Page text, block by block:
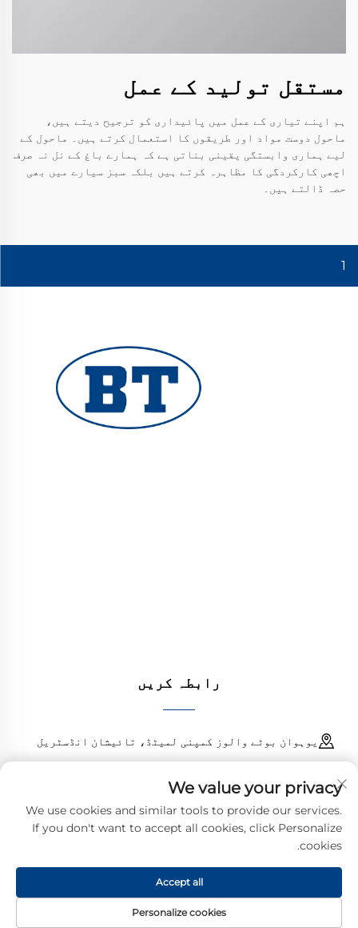
مستقل تولید کے عمل
ہم اپنے تیاری کے عمل میں پائیداری کو ترجیح دیتے ہیں،
ماحول دوست مواد اور طریقوں کا استعمال کرتے ہیں۔ ماحول کے
لیے ہماری وابستگی یقینی بناتی ہے کہ ہمارے باغ کے نل نہ صرف
اچھی کارکردگی کا مظاہرہ کرتے ہیں بلکہ سبز سیارے میں بھی
حصہ ڈالتے ہیں۔
1
رابطہ کریں
یوہوان بوٹے والوز کمپنی لمیٹڈ، تائیشان انڈسٹریل
اسٹیٹ، چنگانگ ٹاؤن، یوہوان کاؤنٹی، زھیجیانگ، چین
[email protected]
کاپی رائٹ © 2025، یوہوان بوٹے والوز کمپنی لمیٹڈ کے نام سے
محفوظ ہے۔خصوصیت رپورٹ
We value your privacy
We use cookies and similar tools to provide our services.
If you don't want to accept all cookies, click Personalize
cookies.
Personalize cookies
Accept all